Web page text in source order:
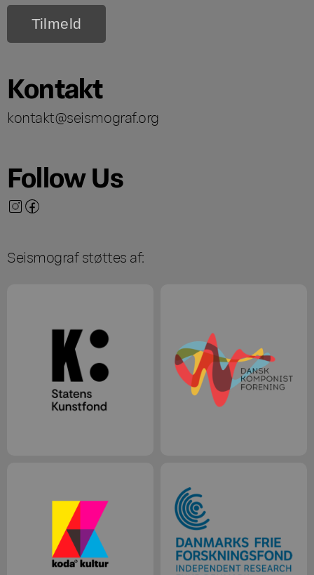
Kontakt
kontakt@seismograf.org
Follow Us
Seismograf støttes af: